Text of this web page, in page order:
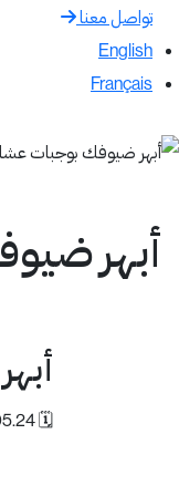
تواصل معنا
English
Français
أبهر
🗓 28.05.24